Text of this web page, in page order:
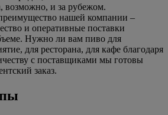
возможно, и за рубежом.
нашей компании –
и оперативные поставки
Нужно ли вам пиво для
для ресторана, для кафе благодаря
с поставщиками мы готовы
заказ.